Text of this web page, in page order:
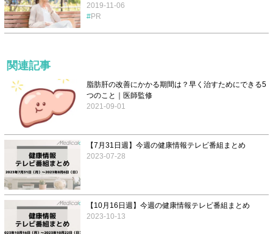
2019-11-06
PR
関連記事
脂肪肝の改善にかかる期間は？早く治すためにできる5
つのこと｜医師監修
2021-09-01
【7月31日週】今週の健康情報テレビ番組まとめ
2023-07-28
【10月16日週】今週の健康情報テレビ番組まとめ
2023-10-13